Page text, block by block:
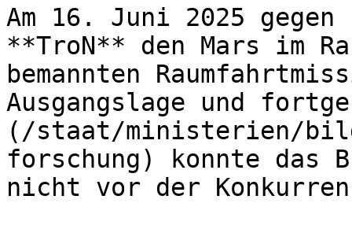
Am 16. Juni 2025
**TroN** den Mars im
bemannten
Ausgangslage und
(/staat/ministerien/
forschung) konnte das
nicht vor der